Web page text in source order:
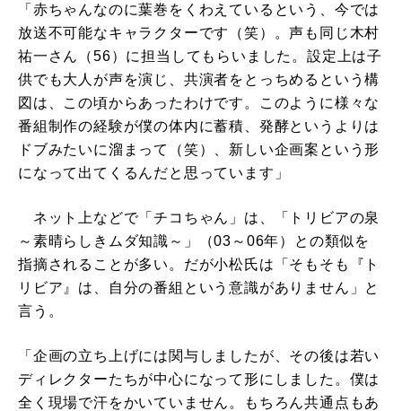
「赤ちゃんなのに葉巻をくわえているという、今では
放送不可能なキャラクターです（笑）。声も同じ木村
祐一さん（56）に担当してもらいました。設定上は子
供でも大人が声を演じ、共演者をとっちめるという構
図は、この頃からあったわけです。このように様々な
番組制作の経験が僕の体内に蓄積、発酵というよりは
ドブみたいに溜まって（笑）、新しい企画案という形
になって出てくるんだと思っています」
ネット上などで「チコちゃん」は、「トリビアの泉
～素晴らしきムダ知識～」（03～06年）との類似を
指摘されることが多い。だが小松氏は「そもそも『ト
リビア』は、自分の番組という意識がありません」と
言う。
「企画の立ち上げには関与しましたが、その後は若い
ディレクターたちが中心になって形にしました。僕は
全く現場で汗をかいていません。もちろん共通点もあ